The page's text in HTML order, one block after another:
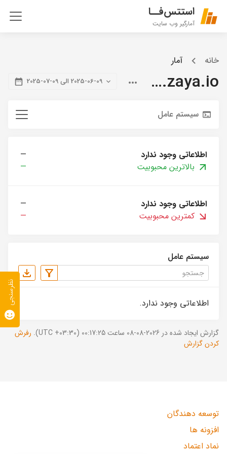
استتس‌فــا
آمارگیر وب سایت
خانه آمار
blog.zaya.io 2025-06-09 الی 09-07-2025
سیستم عامل
اطلاعاتی وجود ندارد
—
بالاترین محبوبیت
—
اطلاعاتی وجود ندارد
—
کمترین محبوبیت
—
سیستم عامل
اطلاعاتی وجود ندارد.
گزارش ایجاد شده در 2026-08-08 ساعت 00:17:25 (UTC +03:30).
رفرش
کردن گزارش
توسعه دهندگان
افزونه ها
نماد اعتماد
نظرسنجی